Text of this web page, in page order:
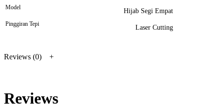
Model Hijab Segi Empat
Pinggiran Tepi Laser Cutting
Reviews (0)
Reviews